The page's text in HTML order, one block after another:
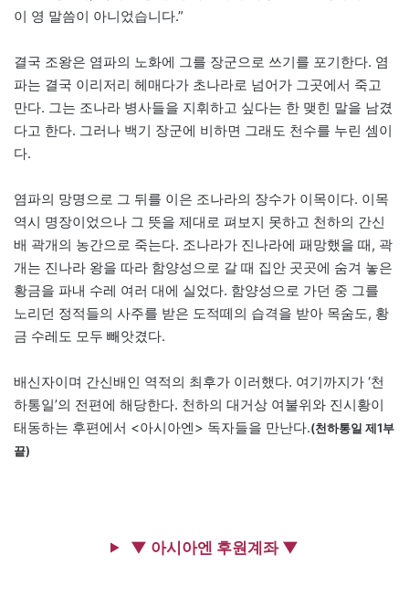
이 영 말씀이 아니었습니다.”
결국 조왕은 염파의 노화에 그를 장군으로 쓰기를 포기한다. 염
파는 결국 이리저리 헤매다가 초나라로 넘어가 그곳에서 죽고
만다. 그는 조나라 병사들을 지휘하고 싶다는 한 맺힌 말을 남겼
다고 한다. 그러나 백기 장군에 비하면 그래도 천수를 누린 셈이
다.
염파의 망명으로 그 뒤를 이은 조나라의 장수가 이목이다. 이목
역시 명장이었으나 그 뜻을 제대로 펴보지 못하고 천하의 간신
배 곽개의 농간으로 죽는다. 조나라가 진나라에 패망했을 때, 곽
개는 진나라 왕을 따라 함양성으로 갈 때 집안 곳곳에 숨겨 놓은
황금을 파내 수레 여러 대에 실었다. 함양성으로 가던 중 그를
노리던 정적들의 사주를 받은 도적떼의 습격을 받아 목숨도, 황
금 수레도 모두 빼앗겼다.
배신자이며 간신배인 역적의 최후가 이러했다. 여기까지가 ‘천
하통일’의 전편에 해당한다. 천하의 대거상 여불위와 진시황이
태동하는 후편에서 <아시아엔> 독자들을 만난다.(천하통일 제1부
끝)
▼ 아시아엔 후원계좌 ▼